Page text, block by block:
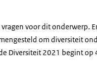
voor dit onderwerp.
om diversiteit
Diversiteit 2021 begint op